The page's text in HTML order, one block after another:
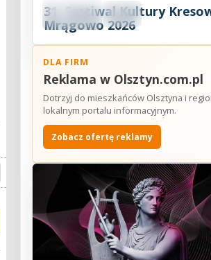
08 SIE 18:30
31. Festiwal Kultury
Mrągowo 2026
DLA FIRM
Reklama w Olsztyn.com.pl
Dotrzyj do mieszkańców Olsztyna i
lokalnym portalu informacyjnym.
Zobacz ofertę reklamy